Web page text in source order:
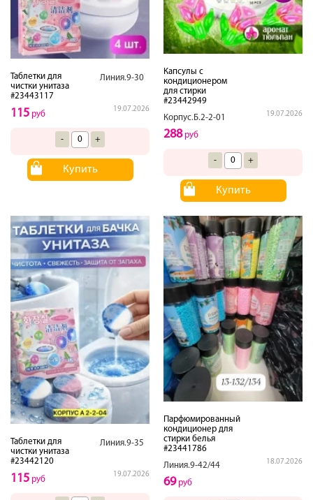
Таблетки для
чистки унитаза
#23443117
Линия.9-30
19.07.2026
115 руб
- +
Купить
Капсулы с
кондиционером
для стирки
#23442949
Корпус.Б.2-2-01
19.07.2026
288руб
- +
Купить
Таблетки для
чистки унитаза
#23442120
Линия.9-35
19.07.2026
115 руб
Парфюмированный
кондиционер для
стирки белья
#23441786
Линия.9-42/44
18.07.2026
69руб